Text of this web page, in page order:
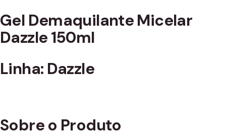
Gel Demaquilante Micelar
Dazzle 150ml
Linha: Dazzle
Sobre o Produto